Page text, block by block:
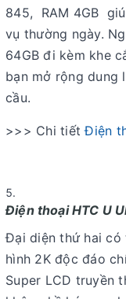
845, RAM 4GB
vụ thường ngày.
64GB đi kèm khe
bạn mở rộng dung
cầu.
>>> Chi tiếtĐiện
Điện thoại HTC U
Đại diện thứ hai có
hình 2K độc đáo
Super LCD truyền